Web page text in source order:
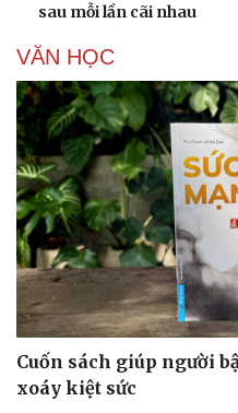
sau mỗi lần cãi nhau
VĂN HỌC
Cuốn sách giúp người
xoáy kiệt sức